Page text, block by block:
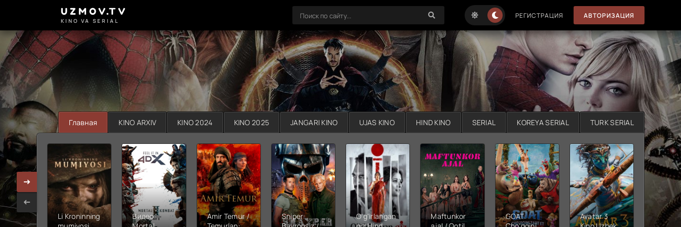
UZMOV.TV
KINO VA SERIAL
РЕГИСТРАЦИЯ АВТОРИЗАЦИЯ
Главная KINO ARXIV KINO 2024 KINO 2025 JANGARI KINO UJAS KINO HIND KINO SERIAL KOREYA SERIAL TURK SERIAL
Li Kroninning
Видео
Amir Temur /
Sniper:
O'g'irlangan
Maftunkor
GOAT:
Avatar 3